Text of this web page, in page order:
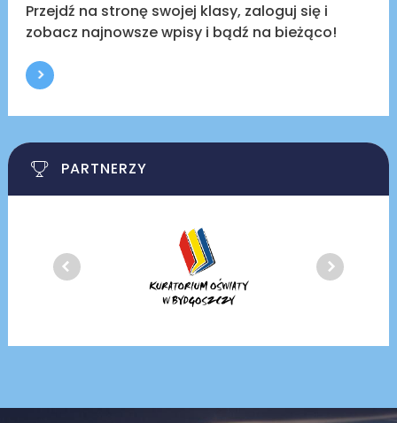
Przejdź na stronę swojej klasy, zaloguj się i
zobacz najnowsze wpisy i bądź na bieżąco!
PARTNERZY